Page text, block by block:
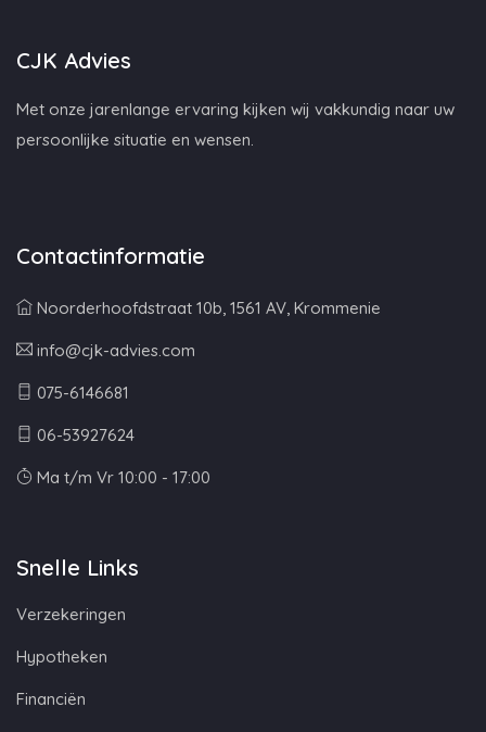
CJK Advies
Met onze jarenlange ervaring kijken wij vakkundig naar uw
persoonlijke situatie en wensen.
Contactinformatie
Noorderhoofdstraat 10b, 1561 AV, Krommenie
info@cjk-advies.com
075-6146681
06-53927624
Ma t/m Vr 10:00 - 17:00
Snelle Links
Verzekeringen
Hypotheken
Financiën